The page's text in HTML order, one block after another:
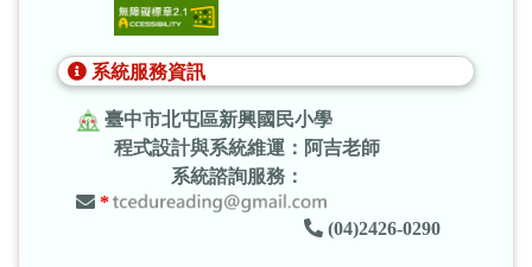
系統服務資訊
臺中市北屯區新興國民小學
程式設計與系統維運：阿吉老師
系統諮詢服務：
*
(04)2426-0290